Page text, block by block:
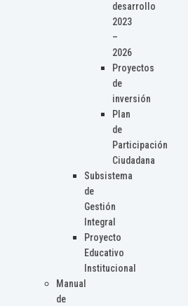
desarrollo
2023
–
2026
Proyectos
de
inversión
Plan
de
Participación
Ciudadana
Subsistema
de
Gestión
Integral
Proyecto
Educativo
Institucional
Manual
de